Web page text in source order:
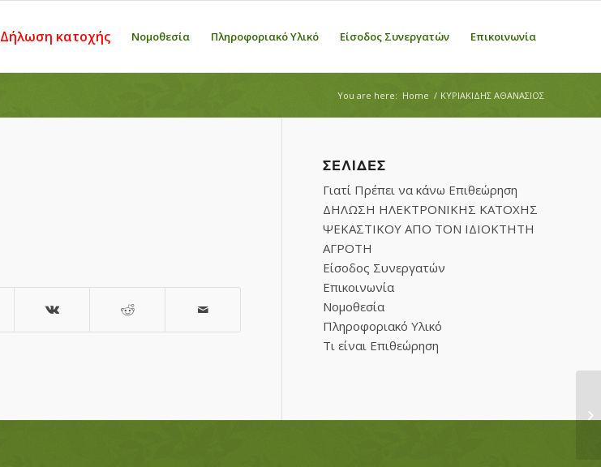
Δήλωση κατοχής Νομοθεσία Πληροφοριακό Υλικό Είσοδος Συνεργατών Επικοινωνία
You are here: Home / ΚΥΡΙΑΚΙΔΗΣ ΑΘΑΝΑΣΙΟΣ
ΣΕΛΊΔΕΣ
Γιατί Πρέπει να κάνω Επιθεώρηση
ΔΗΛΩΣΗ ΗΛΕΚΤΡΟΝΙΚΗΣ ΚΑΤΟΧΗΣ
ΨΕΚΑΣΤΙΚΟΥ ΑΠΟ ΤΟΝ ΙΔΙΟΚΤΗΤΗ
ΑΓΡΟΤΗ
Είσοδος Συνεργατών
Επικοινωνία
Νομοθεσία
Πληροφοριακό Υλικό
Τι είναι Επιθεώρηση